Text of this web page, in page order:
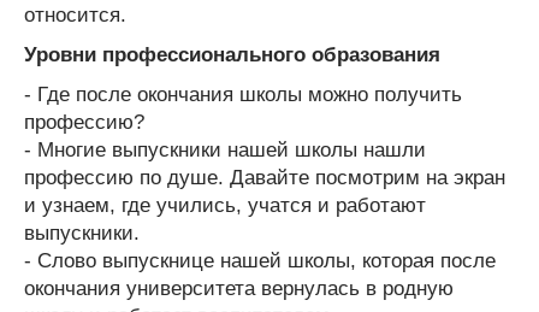
относится.
Уровни профессионального образования
- Где после окончания школы можно получить
профессию?
- Многие выпускники нашей школы нашли
профессию по душе. Давайте посмотрим на экран
и узнаем, где учились, учатся и работают
выпускники.
- Слово выпускнице нашей школы, которая после
окончания университета вернулась в родную